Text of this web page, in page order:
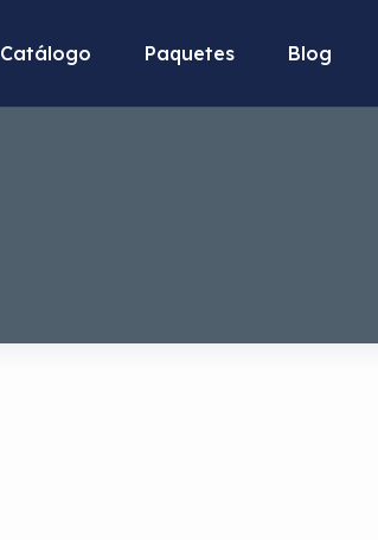
Catálogo Paquetes Blog